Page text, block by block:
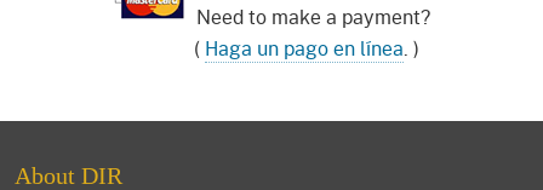
Need to make a payment?
( Haga un pago en línea. )
About DIR